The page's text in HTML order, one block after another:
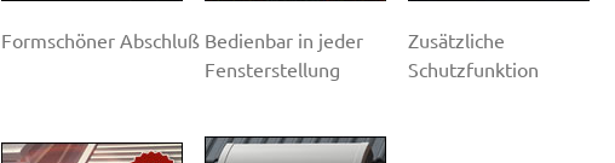
Formschöner Abschluß Bedienbar in jeder
Fensterstellung
Zusätzliche
Schutzfunktion